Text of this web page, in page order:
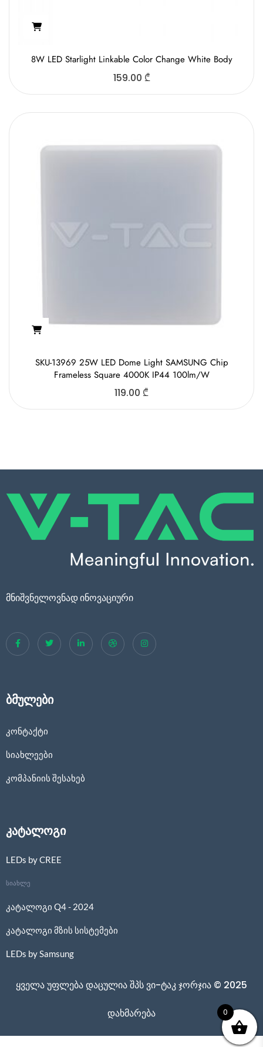
8W LED Starlight Linkable Color Change White Body
159.00 ₾
SKU-13969 25W LED Dome Light SAMSUNG Chip
Frameless Square 4000K IP44 100lm/W
119.00 ₾
მნიშვნელოვნად ინოვაციური
ბმულები
კონტაქტი
სიახლეები
კომპანიის შესახებ
კატალოგი
LEDs by CREE
სიახლე
კატალოგი Q4 - 2024
კატალოგი მზის სისტემები
LEDs by Samsung
ყველა უფლება დაცულია შპს ვი-ტაკ ჯორჯია © 2025
დახმარება 0